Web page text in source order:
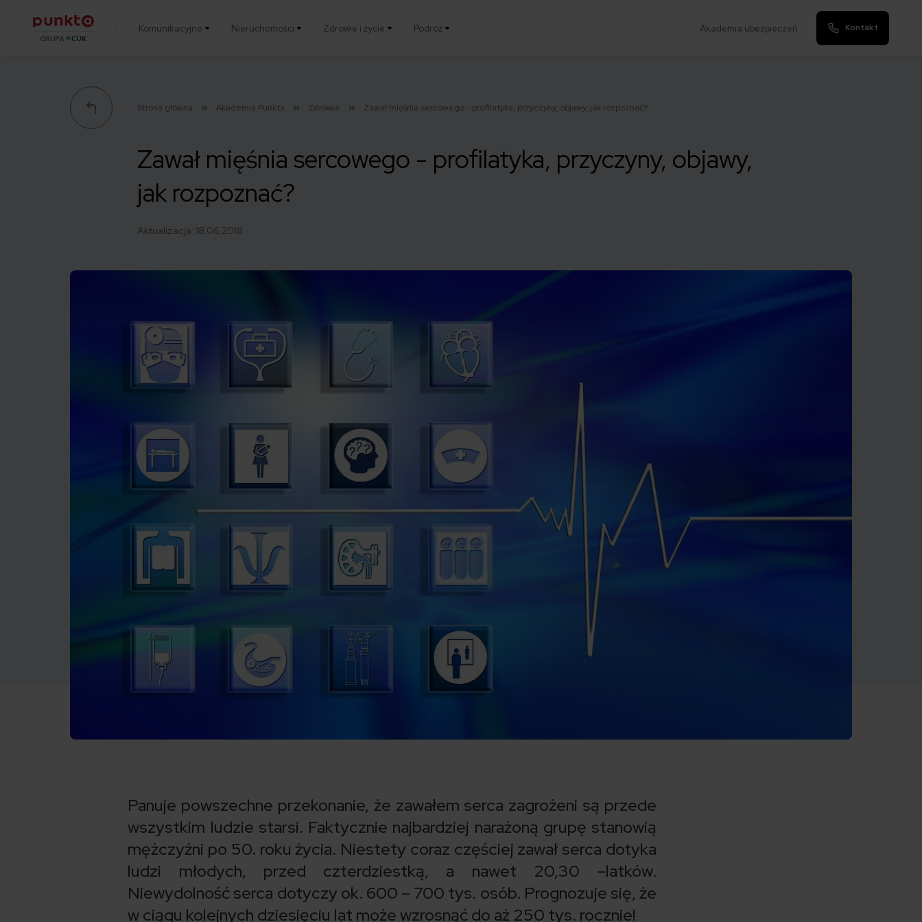
Komunikacyjne Nieruchomości Zdrowie i życie Podróż Akademia ubezpieczeń Kontakt
Strona główna Akademia Punkta Zdrowie Zawał mięśnia sercowego - profilatyka, przyczyny, objawy, jak rozpoznać?
Zawał mięśnia sercowego - profilatyka, przyczyny, objawy,
jak rozpoznać?
Aktualizacja: 18.06.2018
Panuje powszechne przekonanie, że zawałem serca zagrożeni są przede
wszystkim ludzie starsi. Faktycznie najbardziej narażoną grupę stanowią
mężczyźni po 50. roku życia. Niestety coraz częściej zawał serca dotyka
ludzi młodych, przed czterdziestką, a nawet 20,30 –latków.
Niewydolność serca dotyczy ok. 600 – 700 tys. osób. Prognozuje się, że
w ciągu kolejnych dziesięciu lat może wzrosnąć do aż 250 tys. rocznie!